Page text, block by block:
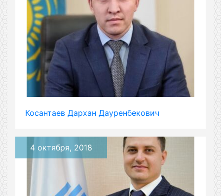
Косантаев Дархан Дауренбекович
4 октября, 2018